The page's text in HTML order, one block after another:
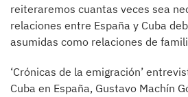
reiteraremos cuantas veces sea
relaciones entre España y Cuba
asumidas como relaciones de
‘Crónicas de la emigración’
Cuba en España, Gustavo Machín